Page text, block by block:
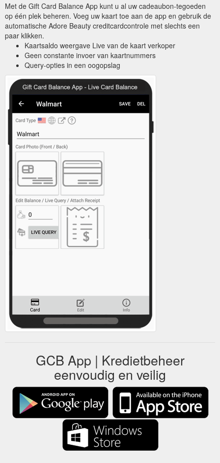
Met de Gift Card Balance App kunt u al uw cadeaubon-tegoeden
op één plek beheren. Voeg uw kaart toe aan de app en gebruik de
automatische Adore Beauty creditcardcontrole met slechts een
paar klikken.
Kaartsaldo weergave Live van de kaart verkoper
Geen constante invoer van kaartnummers
Query-opties in een oogopslag
GCB App | Kredietbeheer
eenvoudig en veilig